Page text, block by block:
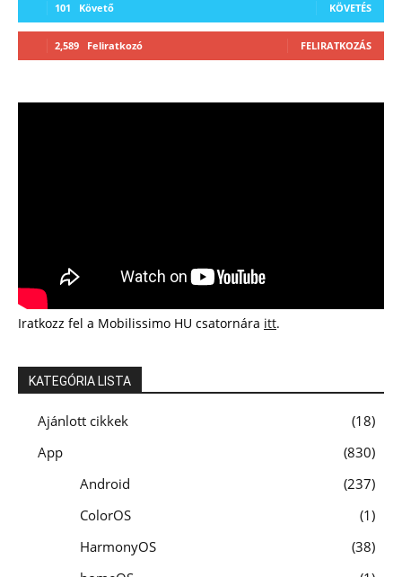
101 Követő KÖVETÉS
2,589 Feliratkozó FELIRATKOZÁS
Iratkozz fel a Mobilissimo HU csatornára itt.
KATEGÓRIA LISTA
Ajánlott cikkek
18
App
830
Android
237
ColorOS
1
HarmonyOS
38